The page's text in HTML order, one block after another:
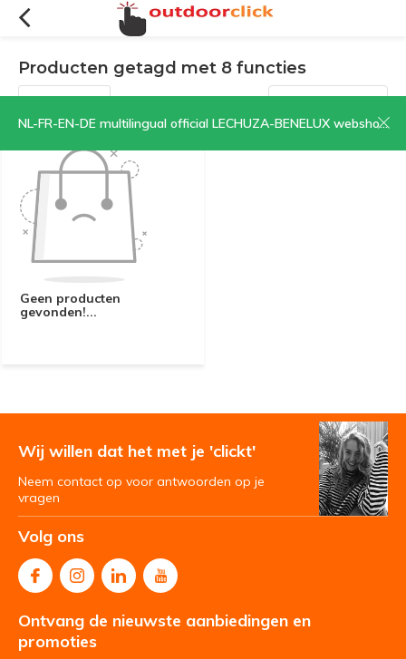
NL-FR-EN-DE multilingual official LECHUZA-BENELUX webshop | CLICK HERE NOW!
Producten getagd met 8 functies
Filters Sorteren op:
Geen producten
gevonden!...
Wij willen dat het met je 'clickt'
Neem contact op voor antwoorden op je
vragen
Volg ons
Ontvang de nieuwste aanbiedingen en
promoties